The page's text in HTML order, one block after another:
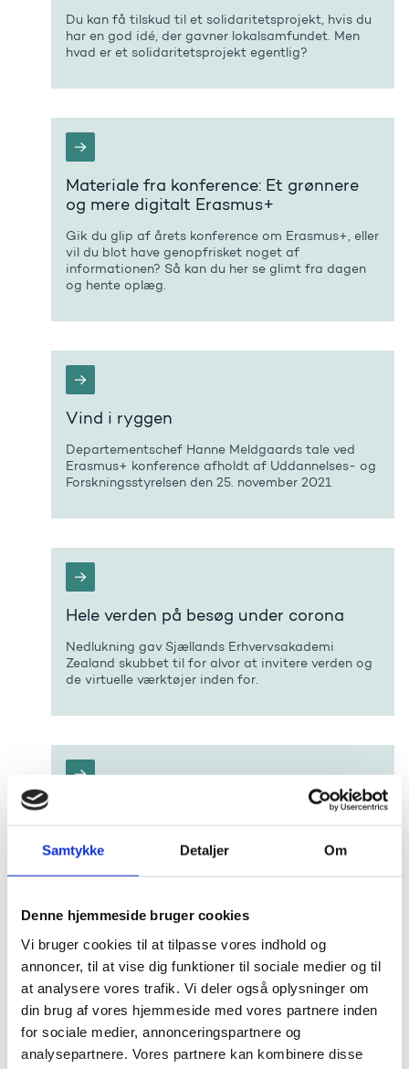
Samtykke Detaljer Om
Denne hjemmeside bruger cookies
Vi bruger cookies til at tilpasse vores indhold og
annoncer, til at vise dig funktioner til sociale medier og til
at analysere vores trafik. Vi deler også oplysninger om
din brug af vores hjemmeside med vores partnere inden
for sociale medier, annonceringspartnere og
analysepartnere. Vores partnere kan kombinere disse
Du kan få tilskud til et solidaritetsprojekt, hvis du
har en god idé, der gavner lokalsamfundet. Men
hvad er et solidaritetsprojekt egentlig?
Materiale fra konference: Et grønnere
og mere digitalt Erasmus+
Gik du glip af årets konference om Erasmus+, eller
vil du blot have genopfrisket noget af
informationen? Så kan du her se glimt fra dagen
og hente oplæg.
Vind i ryggen
Departementschef Hanne Meldgaards tale ved
Erasmus+ konference afholdt af Uddannelses- og
Forskningsstyrelsen den 25. november 2021
Hele verden på besøg under corona
Nedlukning gav Sjællands Erhvervsakademi
Zealand skubbet til for alvor at invitere verden og
de virtuelle værktøjer inden for.
Fagligheden overlevede nedlukningerne
Coronanedlukningerne var lidt af et benspænd for
den praktiske undervisning på den internationale
videojournalist-uddannelse på DMJX. Men
med ind i fremtidens undervisning.
Film dig selv og styrk din undervisning